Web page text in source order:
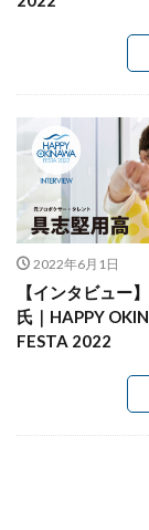
2022年6月1日
【インタビュー
氏｜HAPPY
FESTA 2022